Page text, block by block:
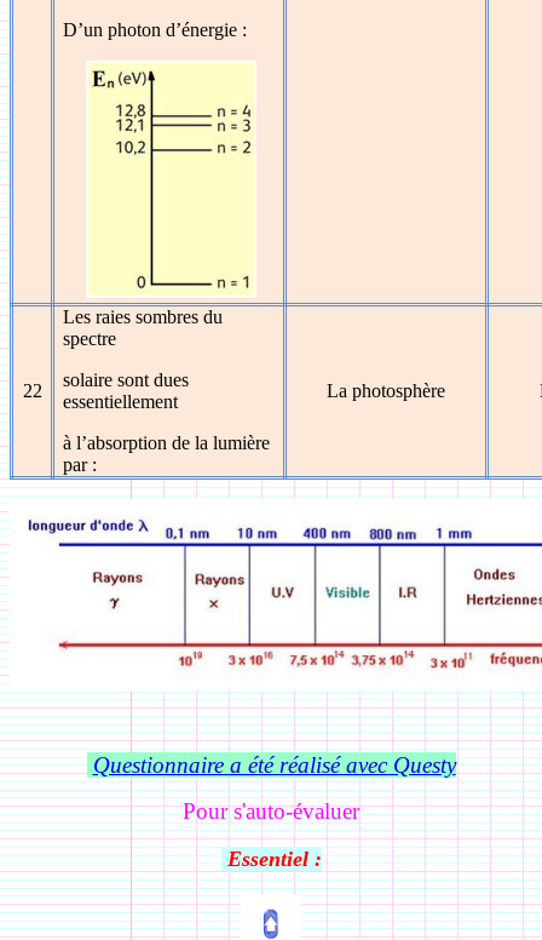
D’un photon d’énergie :
22
Les raies sombres du
spectre
solaire sont dues
essentiellement
à l’absorption de la lumière
par :
La photosphère
Questionnaire a été réalisé avec Questy
Pour s'auto-évaluer
Essentiel :